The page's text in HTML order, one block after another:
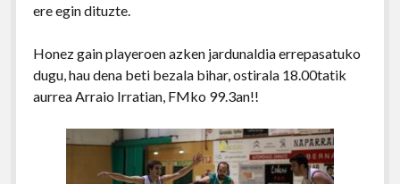
ere egin dituzte.
Honez gain playeroen azken jardunaldia errepasatuko
dugu, hau dena beti bezala bihar, ostirala 18.00tatik
aurrea Arraio Irratian, FMko 99.3an!!